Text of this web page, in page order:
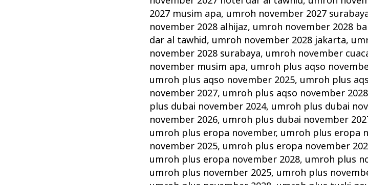
2027 musim apa, umroh november 2027
november 2028 alhijaz, umroh november 2028
dar al tawhid, umroh november 2028 jakarta,
november 2028 surabaya, umroh november
november musim apa, umroh plus aqso
umroh plus aqso november 2025, umroh plus
november 2027, umroh plus aqso november 2028
plus dubai november 2024, umroh plus dubai
november 2026, umroh plus dubai november
umroh plus eropa november, umroh plus eropa
november 2025, umroh plus eropa november
umroh plus eropa november 2028, umroh plus
umroh plus november 2025, umroh plus